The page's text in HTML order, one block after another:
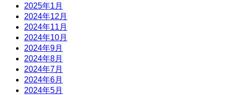
2025年1月
2024年12月
2024年11月
2024年10月
2024年9月
2024年8月
2024年7月
2024年6月
2024年5月